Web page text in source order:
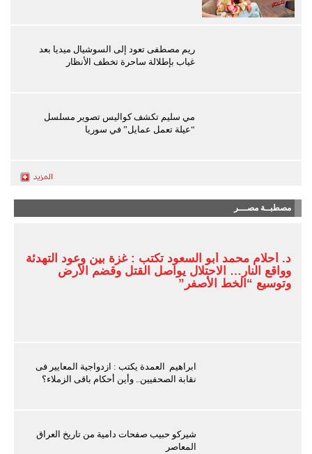
ريم مصطفى تعود إلى السوشيال ميديا بعد
غياب بإطلالة ساحرة تخطف الأنظار
مي سليم تكشف كواليس تصوير مسلسل
“عيلة تعمل عمايل” في سوريا
مصطبــة مصـــر
د. أحلام محمد أبو السعود تكتب : غزة بين وعود التهدئة
وواقع النار… الاحتلال يواصل القتل وقضم الأرض
وتوسيع “الخط الأصفر”
ابراهيم العمدة يكتب : ازدواجية المعايير فى
نقابة الصحفيين.. وأين أحكام باقى الزملاء؟
شيركو حبيب صفحات دامية من تاريخ العراق
المعاصر